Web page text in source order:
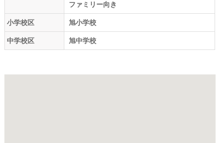
ファミリー向き
小学校区 旭小学校
中学校区 旭中学校